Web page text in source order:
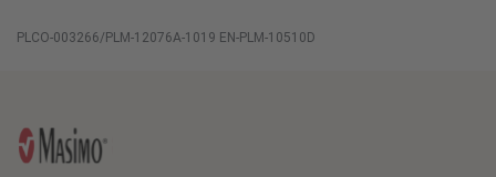
PLCO-003266/PLM-12076A-1019 EN-PLM-10510D